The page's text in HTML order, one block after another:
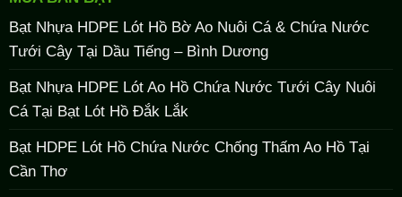
Bạt Nhựa HDPE Lót Hồ Bờ Ao Nuôi Cá & Chứa Nước
Tưới Cây Tại Dầu Tiếng – Bình Dương
Bạt Nhựa HDPE Lót Ao Hồ Chứa Nước Tưới Cây Nuôi
Cá Tại Bạt Lót Hồ Đắk Lắk
Bạt HDPE Lót Hồ Chứa Nước Chống Thấm Ao Hồ Tại
Cần Thơ